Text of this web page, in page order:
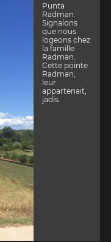
Punta
Radman.
Signalons
que nous
logeons chez
la famille
Radman.
Cette pointe
Radman,
leur
appartenait,
jadis.